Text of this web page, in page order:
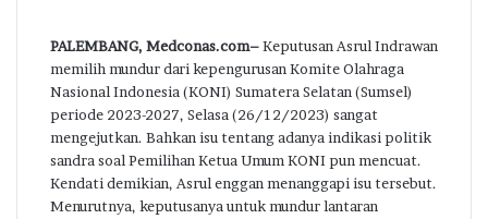
PALEMBANG, Medconas.com–Keputusan Asrul Indrawan
memilih mundur dari kepengurusan Komite Olahraga
Nasional Indonesia (KONI) Sumatera Selatan (Sumsel)
periode 2023-2027, Selasa (26/12/2023) sangat
mengejutkan. Bahkan isu tentang adanya indikasi politik
sandra soal Pemilihan Ketua Umum KONI pun mencuat.
Kendati demikian, Asrul enggan menanggapi isu tersebut.
Menurutnya, keputusanya untuk mundur lantaran